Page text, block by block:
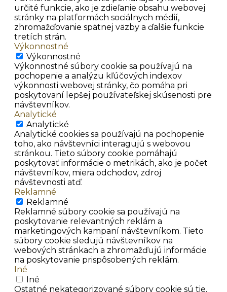
určité funkcie, ako je zdieľanie obsahu webovej
stránky na platformách sociálnych médií,
zhromažďovanie spätnej väzby a ďalšie funkcie
tretích strán.
Výkonnostné
Výkonnostné
Výkonnostné súbory cookie sa používajú na
pochopenie a analýzu kľúčových indexov
výkonnosti webovej stránky, čo pomáha pri
poskytovaní lepšej používateľskej skúsenosti pre
návštevníkov.
Analytické
Analytické
Analytické cookies sa používajú na pochopenie
toho, ako návštevníci interagujú s webovou
stránkou. Tieto súbory cookie pomáhajú
poskytovať informácie o metrikách, ako je počet
návštevníkov, miera odchodov, zdroj
návštevnosti atď.
Reklamné
Reklamné
Reklamné súbory cookie sa používajú na
poskytovanie relevantných reklám a
marketingových kampaní návštevníkom. Tieto
súbory cookie sledujú návštevníkov na
webových stránkach a zhromažďujú informácie
na poskytovanie prispôsobených reklám.
Iné
Iné
Ostatné nekategorizované súbory cookie sú tie,